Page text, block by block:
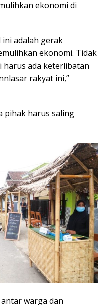
ekonomi di
ini adalah gerak
ekonomi. Tidak
harus ada keterlibatan
rakyat ini,”
pihak harus saling
warga dan